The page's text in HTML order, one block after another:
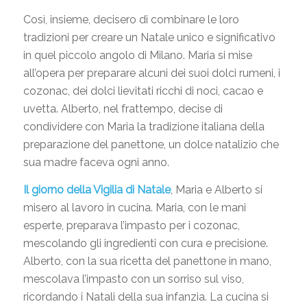
Così, insieme, decisero di combinare le loro
tradizioni per creare un Natale unico e significativo
in quel piccolo angolo di Milano. Maria si mise
all’opera per preparare alcuni dei suoi dolci rumeni, i
cozonac, dei dolci lievitati ricchi di noci, cacao e
uvetta. Alberto, nel frattempo, decise di
condividere con Maria la tradizione italiana della
preparazione del panettone, un dolce natalizio che
sua madre faceva ogni anno.
Il giorno della Vigilia di Natale, Maria e Alberto si
misero al lavoro in cucina. Maria, con le mani
esperte, preparava l’impasto per i cozonac,
mescolando gli ingredienti con cura e precisione.
Alberto, con la sua ricetta del panettone in mano,
mescolava l’impasto con un sorriso sul viso,
ricordando i Natali della sua infanzia. La cucina si